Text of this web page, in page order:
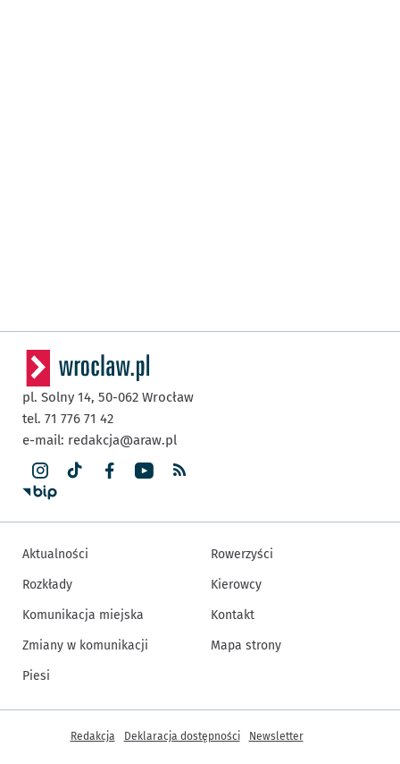
pl. Solny 14, 50-062 Wrocław
tel. 71 776 71 42
e-mail: redakcja@araw.pl
Aktualności
Rozkłady
Komunikacja miejska
Zmiany w komunikacji
Piesi
Rowerzyści
Kierowcy
Kontakt
Mapa strony
Inne informacje
Redakcja Deklaracja dostępności Newsletter